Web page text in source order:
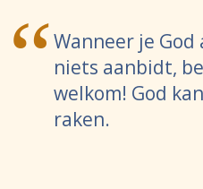
Wanneer je
niets aanbidt,
welkom! God
raken.